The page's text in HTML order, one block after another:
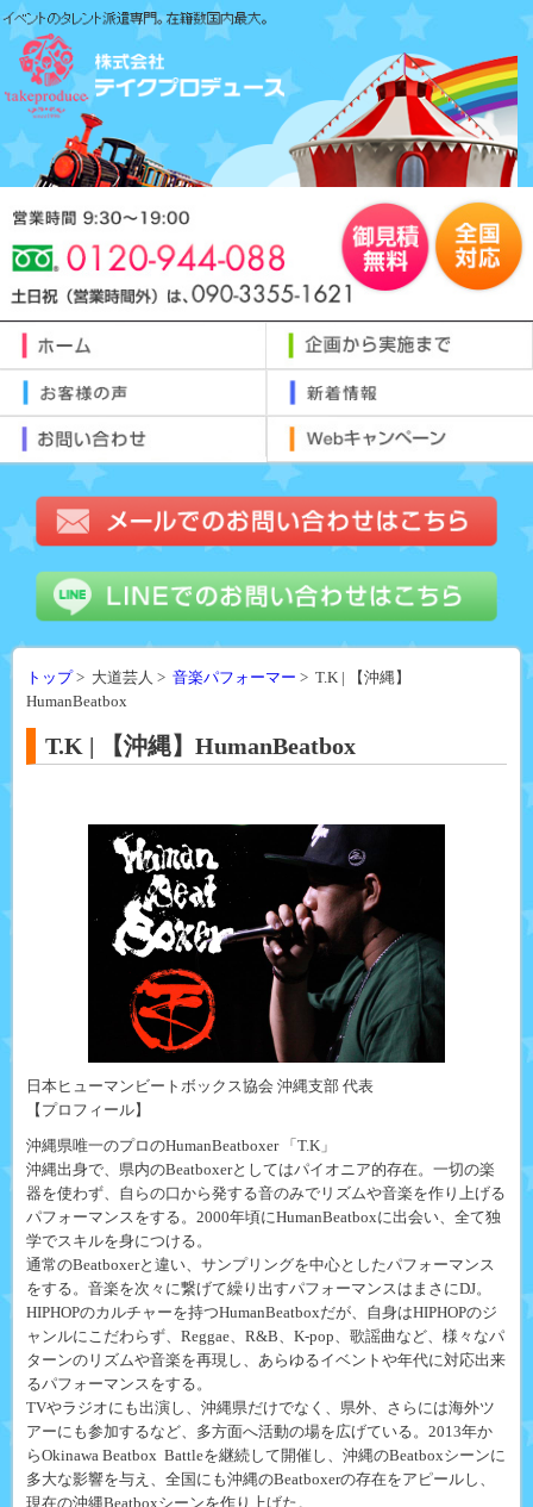
トップ> 大道芸人 > 音楽パフォーマー > T.K | 【沖縄】
HumanBeatbox
T.K | 【沖縄】HumanBeatbox
日本ヒューマンビートボックス協会 沖縄支部 代表
【プロフィール】
沖縄県唯一のプロのHumanBeatboxer 「T.K」
沖縄出身で、県内のBeatboxerとしてはパイオニア的存在。一切の楽
器を使わず、自らの口から発する音のみでリズムや音楽を作り上げる
パフォーマンスをする。2000年頃にHumanBeatboxに出会い、全て独
学でスキルを身につける。
通常のBeatboxerと違い、サンプリングを中心としたパフォーマンス
をする。音楽を次々に繋げて繰り出すパフォーマンスはまさにDJ。
HIPHOPのカルチャーを持つHumanBeatboxだが、自身はHIPHOPのジ
ャンルにこだわらず、Reggae、R&B、K-pop、歌謡曲など、様々なパ
ターンのリズムや音楽を再現し、あらゆるイベントや年代に対応出来
るパフォーマンスをする。
TVやラジオにも出演し、沖縄県だけでなく、県外、さらには海外ツ
アーにも参加するなど、多方面へ活動の場を広げている。2013年か
らOkinawa Beatbox Battleを継続して開催し、沖縄のBeatboxシーンに
多大な影響を与え、全国にも沖縄のBeatboxerの存在をアピールし、
現在の沖縄Beatboxシーンを作り上げた。